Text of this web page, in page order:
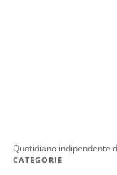
Quotidiano indipendente
CATEGORIE